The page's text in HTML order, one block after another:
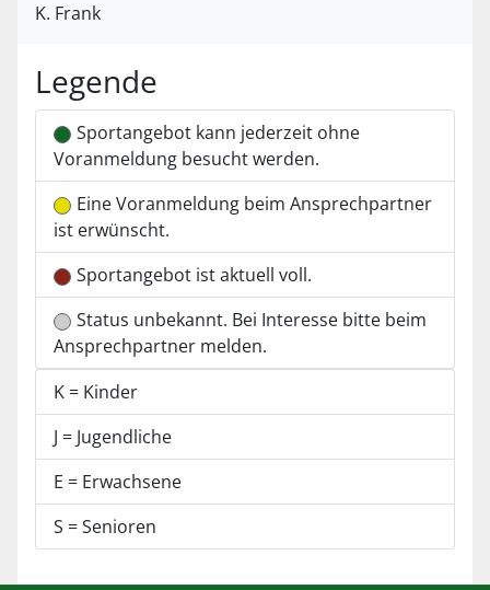
K. Frank
Legende
Sportangebot kann jederzeit ohne
Voranmeldung besucht werden.
Eine Voranmeldung beim Ansprechpartner
ist erwünscht.
Sportangebot ist aktuell voll.
Status unbekannt. Bei Interesse bitte beim
Ansprechpartner melden.
K = Kinder
J = Jugendliche
E = Erwachsene
S = Senioren